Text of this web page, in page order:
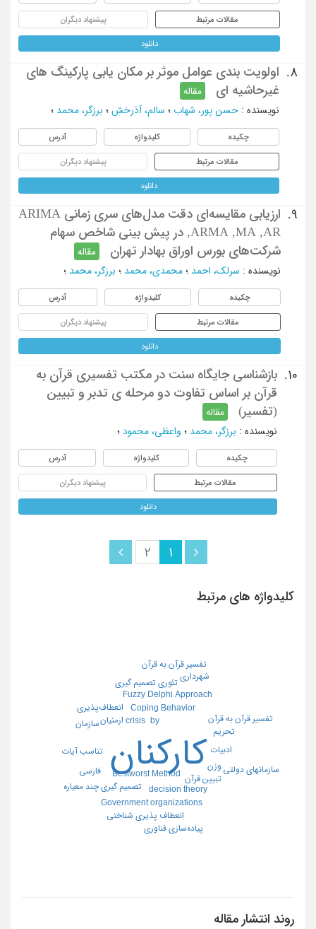
مقالات مرتبط پیشنهاد دیگران
دانلود
8.
اولویت بندی عوامل موثر بر مکان یابی پارکینگ های
غیرحاشیه ای
مقاله
نویسنده : حسن پور، شهاب ؛ سالم، آذرخش ؛ برزگر، محمد ؛
چکیده کلیدواژه آدرس
مقالات مرتبط پیشنهاد دیگران
دانلود
9.
ارزيابي مقايسه‌اي دقت مدل‌هاي سري زماني ARIMA
,ARMA ,MA ,AR در پيش بيني شاخص سهام
شرکت‌هاي بورس اوراق بهادار تهران
مقاله
نویسنده : سرلک، احمد ؛ محمدی، محمد ؛ برزگر، محمد ؛
چکیده کلیدواژه آدرس
مقالات مرتبط پیشنهاد دیگران
دانلود
10.
بازشناسی جایگاه سنت در مکتب تفسیری قرآن به
قرآن بر اساس تفاوت دو مرحله ی تدبر و تبیین
(تفسیر)
مقاله
نویسنده : برزگر، محمد ؛ واعظی، محمود ؛
چکیده کلیدواژه آدرس
مقالات مرتبط پیشنهاد دیگران
دانلود
1
2
کلیدواژه های مرتبط
کارکنان
Bestworst Method
by
Coping Behavior
crisis
decision theory
Fuzzy Delphi Approach
Government organizations
انعطاف پذیری شناختی
تئوری تصمیم گیری
تبیین قرآن
تصمیم گیری چند معیاره
تفسیر قرآن به قرآن
تناسب آیات ادبیات
ارمنیان
انعطاف‌پذیری
پیاده‌سازی فناوری
تحریم
تفسیر قرآن به قرآن سازمان
سازمانهای دولتی
شهرداری
فارسی وزن
روند انتشار مقاله